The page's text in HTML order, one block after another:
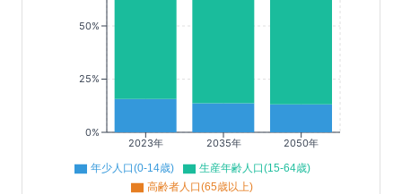
2023年 2035年 2050年
0%
25%
50%
年少人口(0-14歳)
生産年齢人口(15-64歳)
高齢者人口(65歳以上)